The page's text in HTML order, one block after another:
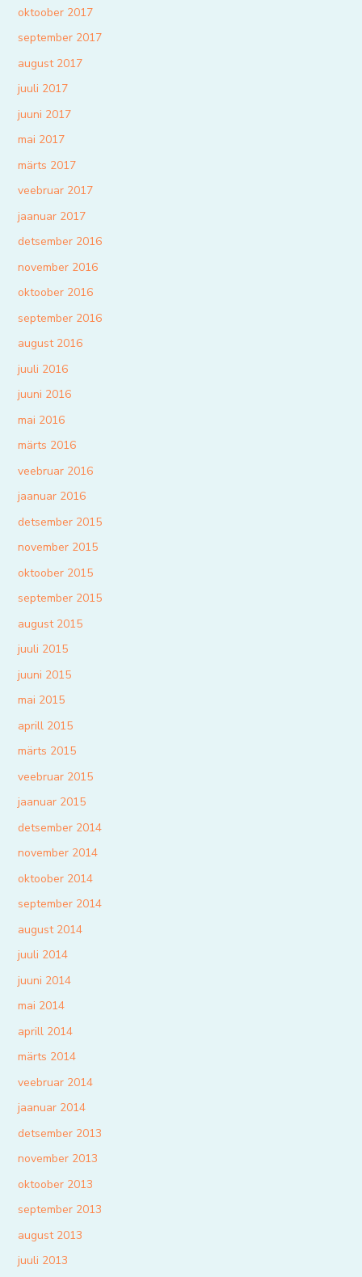
oktoober 2017
september 2017
august 2017
juuli 2017
juuni 2017
mai 2017
märts 2017
veebruar 2017
jaanuar 2017
detsember 2016
november 2016
oktoober 2016
september 2016
august 2016
juuli 2016
juuni 2016
mai 2016
märts 2016
veebruar 2016
jaanuar 2016
detsember 2015
november 2015
oktoober 2015
september 2015
august 2015
juuli 2015
juuni 2015
mai 2015
aprill 2015
märts 2015
veebruar 2015
jaanuar 2015
detsember 2014
november 2014
oktoober 2014
september 2014
august 2014
juuli 2014
juuni 2014
mai 2014
aprill 2014
märts 2014
veebruar 2014
jaanuar 2014
detsember 2013
november 2013
oktoober 2013
september 2013
august 2013
juuli 2013